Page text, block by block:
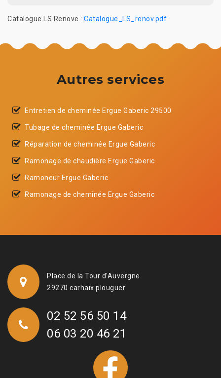
Catalogue LS Renove : Catalogue_LS_renov.pdf
Autres services
Entretien de cheminée Ergue Gaberic 29500
Tubage de cheminée Ergue Gaberic
Réparation de cheminée Ergue Gaberic
Ramonage de chaudière Ergue Gaberic
Ramoneur Ergue Gaberic
Ramonage de cheminée Ergue Gaberic
Place de la Tour d'Auvergne
29270 carhaix plouguer
02 52 56 50 14
06 03 20 46 21